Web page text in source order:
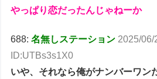
やっぱり恋だったんじゃねーか
688:名無しステーション 2025/06/
ID:UTBs3s1X0
いや、それなら俺がナンバーワン